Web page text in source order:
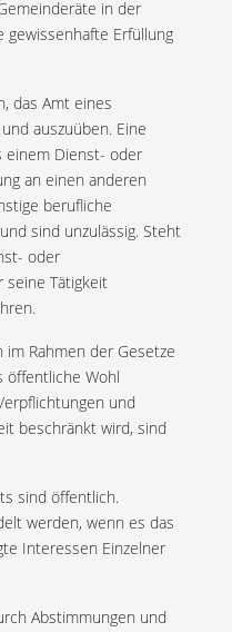
in der
gewissenhafte Erfüllung
das Amt eines
auszuüben. Eine
einem Dienst- oder
an einen anderen
berufliche
sind unzulässig. Steht
oder
seine Tätigkeit
Rahmen der Gesetze
öffentliche Wohl
und
beschränkt wird, sind
sind öffentlich.
werden, wenn es das
Interessen Einzelner
Abstimmungen und